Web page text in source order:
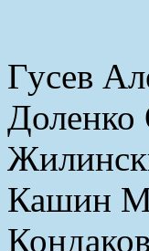
Гусев
Доленко
Кашин